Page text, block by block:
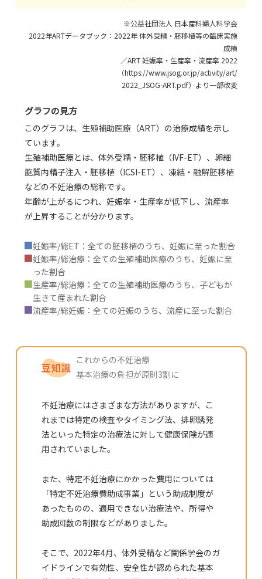
※公益社団法人 日本産科婦人科学会
2022年ARTデータブック：2022年 体外受精・胚移植等の臨床実施
成績
／ART 妊娠率・生産率・流産率 2022
（https://www.jsog.or.jp/activity/art/
2022_JSOG-ART.pdf）より一部改変
グラフの見方
このグラフは、生殖補助医療（ART）の治療成績を示し
ています。
生殖補助医療とは、体外受精・胚移植（IVF-ET）、卵細
胞質内精子注入・胚移植（ICSI-ET）、凍結・融解胚移植
などの不妊治療の総称です。
年齢が上がるにつれ、妊娠率・生産率が低下し、流産率
が上昇することが分かります。
■妊娠率/総ET：全ての胚移植のうち、妊娠に至った割合
■妊娠率/総治療：全ての生殖補助医療のうち、妊娠に至
った割合
■生産率/総治療：全ての生殖補助医療のうち、子どもが
生きて産まれた割合
■流産率/総妊娠：全ての妊娠のうち、流産に至った割合
これからの不妊治療
基本治療の負担が原則3割に
不妊治療にはさまざまな方法がありますが、こ
れまでは特定の検査やタイミング法、排卵誘発
法といった特定の治療法に対して健康保険が適
用されていました。
また、特定不妊治療にかかった費用については
「特定不妊治療費助成事業」という助成制度が
あったものの、適用できない治療法や、所得や
助成回数の制限などがありました。
そこで、2022年4月、体外受精など関係学会のガ
イドラインで有効性、安全性が認められた基本